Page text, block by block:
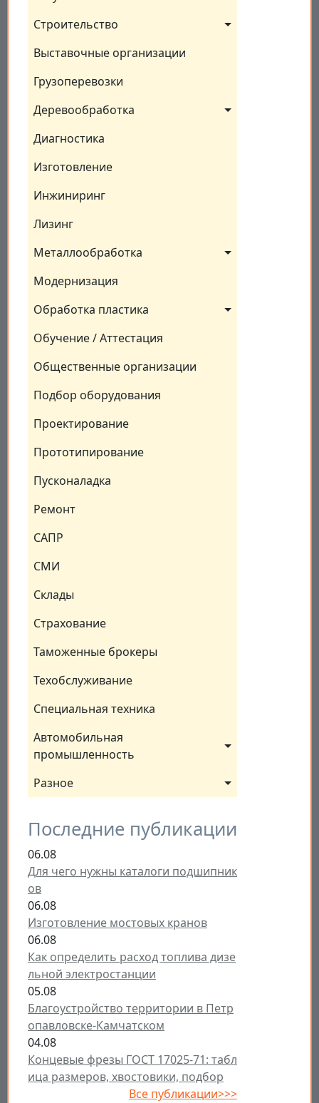
Строительство
Выставочные организации
Грузоперевозки
Деревообработка
Диагностика
Изготовление
Инжиниринг
Лизинг
Металлообработка
Модернизация
Обработка пластика
Обучение / Аттестация
Общественные организации
Подбор оборудования
Проектирование
Прототипирование
Пусконаладка
Ремонт
САПР
СМИ
Склады
Страхование
Таможенные брокеры
Техобслуживание
Специальная техника
Автомобильная
промышленность
Разное
Последние публикации
06.08
Для чего нужны каталоги подшипник
ов
06.08
Изготовление мостовых кранов
06.08
Как определить расход топлива дизе
льной электростанции
05.08
Благоустройство территории в Петр
опавловске-Камчатском
04.08
Концевые фрезы ГОСТ 17025-71: табл
ица размеров, хвостовики, подбор
Все публикации>>>